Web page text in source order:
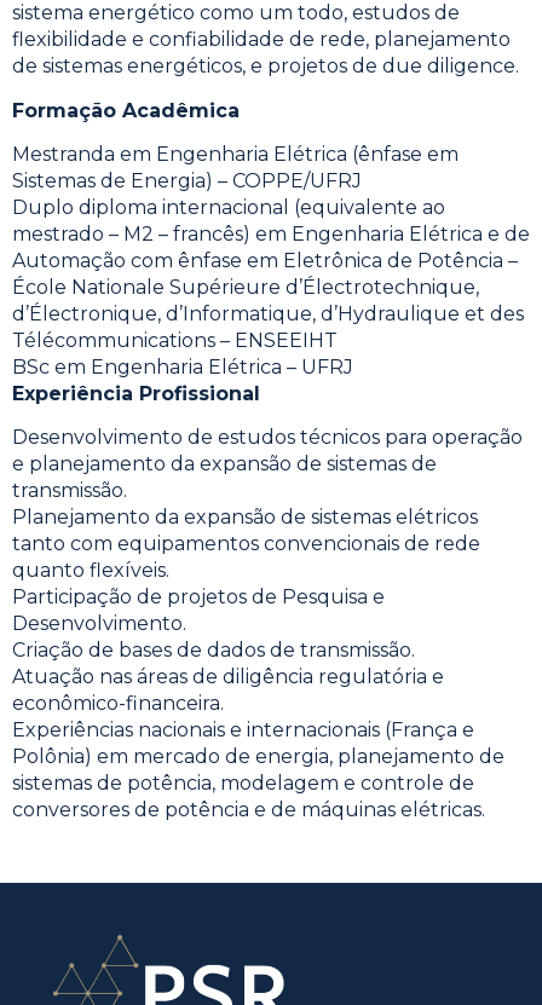
sistema energético como um todo, estudos de
flexibilidade e confiabilidade de rede, planejamento
de sistemas energéticos, e projetos de due diligence.
Formação Acadêmica
Mestranda em Engenharia Elétrica (ênfase em
Sistemas de Energia) – COPPE/UFRJ
Duplo diploma internacional (equivalente ao
mestrado – M2 – francês) em Engenharia Elétrica e de
Automação com ênfase em Eletrônica de Potência –
École Nationale Supérieure d’Électrotechnique,
d’Électronique, d’Informatique, d’Hydraulique et des
Télécommunications – ENSEEIHT
BSc em Engenharia Elétrica – UFRJ
Experiência Profissional
Desenvolvimento de estudos técnicos para operação
e planejamento da expansão de sistemas de
transmissão.
Planejamento da expansão de sistemas elétricos
tanto com equipamentos convencionais de rede
quanto flexíveis.
Participação de projetos de Pesquisa e
Desenvolvimento.
Criação de bases de dados de transmissão.
Atuação nas áreas de diligência regulatória e
econômico-financeira.
Experiências nacionais e internacionais (França e
Polônia) em mercado de energia, planejamento de
sistemas de potência, modelagem e controle de
conversores de potência e de máquinas elétricas.